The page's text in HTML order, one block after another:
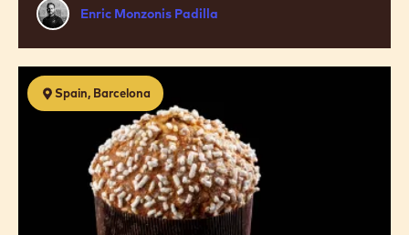
Enric
Monzonis
Padilla
Enric Monzonis Padilla
Spain, Barcelona
Piezas
de